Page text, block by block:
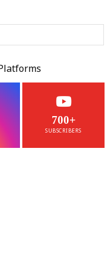
700+
SUBSCRIBERS